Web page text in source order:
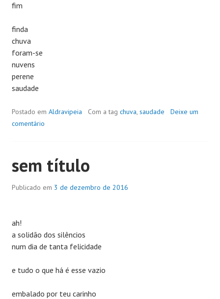
fim
finda
chuva
foram-se
nuvens
perene
saudade
Postado em Aldravipeia Com a tag chuva, saudade
Deixe um
comentário
sem título
Publicado em 3 de dezembro de 2016
ah!
a solidão dos silêncios
num dia de tanta felicidade
e tudo o que há é esse vazio
embalado por teu carinho